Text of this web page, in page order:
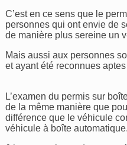
C’est en ce sens que le
personnes qui ont envie de
de manière plus sereine un
Mais aussi aux personnes
et ayant été reconnues
L’examen du permis sur
de la même manière que
différence que le véhicule
véhicule à boîte automatique.